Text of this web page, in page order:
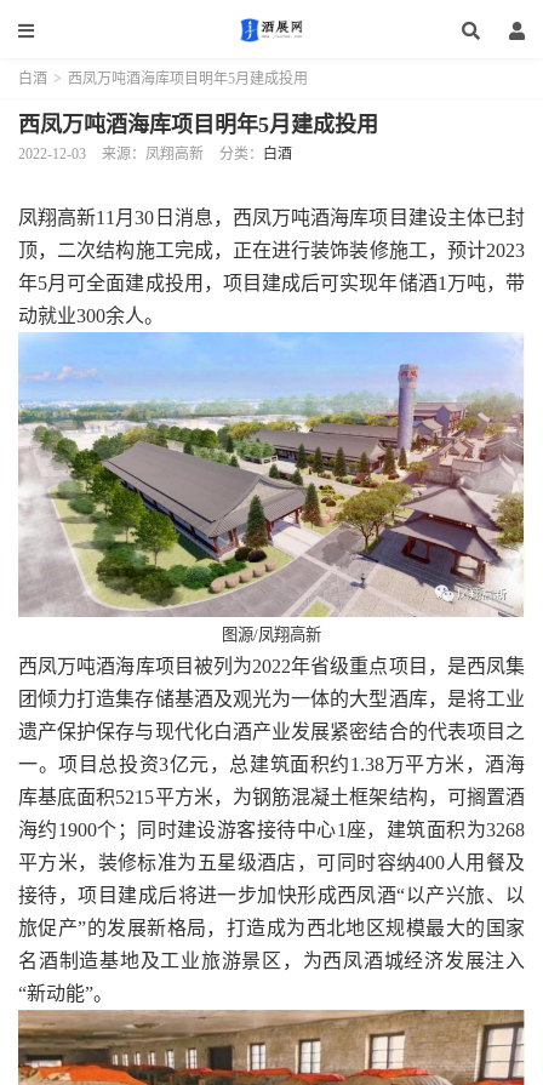
白酒 > 西凤万吨酒海库项目明年5月建成投用
西凤万吨酒海库项目明年5月建成投用
2022-12-03 来源：凤翔高新 分类： 白酒
凤翔高新11月30日消息，西凤万吨酒海库项目建设主体已封
顶，二次结构施工完成，正在进行装饰装修施工，预计2023
年5月可全面建成投用，项目建成后可实现年储酒1万吨，带
动就业300余人。
图源/凤翔高新
西凤万吨酒海库项目被列为2022年省级重点项目，是西凤集
团倾力打造集存储基酒及观光为一体的大型酒库，是将工业
遗产保护保存与现代化白酒产业发展紧密结合的代表项目之
一。项目总投资3亿元，总建筑面积约1.38万平方米，酒海
库基底面积5215平方米，为钢筋混凝土框架结构，可搁置酒
海约1900个；同时建设游客接待中心1座，建筑面积为3268
平方米，装修标准为五星级酒店，可同时容纳400人用餐及
接待，项目建成后将进一步加快形成西凤酒“以产兴旅、以
旅促产”的发展新格局，打造成为西北地区规模最大的国家
名酒制造基地及工业旅游景区，为西凤酒城经济发展注入
“新动能”。